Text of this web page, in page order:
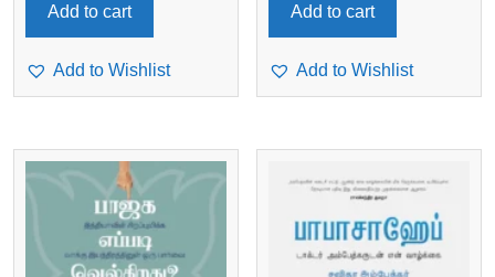
Add to cart
Add to Wishlist
Add to cart
Add to Wishlist